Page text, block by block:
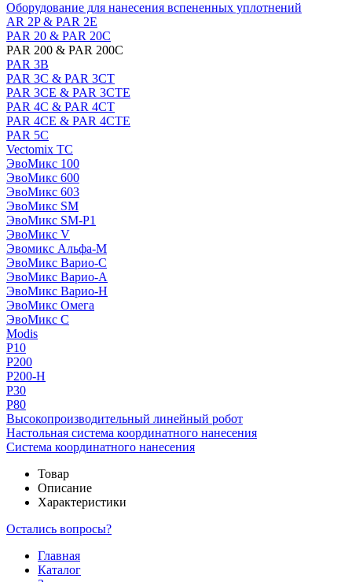
Оборудование для нанесения вспененных уплотнений
AR 2P & PAR 2E
PAR 20 & PAR 20C
PAR 200 & PAR 200C
PAR 3B
PAR 3C & PAR 3CT
PAR 3CE & PAR 3CTE
PAR 4C & PAR 4CT
PAR 4CE & PAR 4CTE
PAR 5C
Vectomix TC
ЭвоМикс 100
ЭвоМикс 600
ЭвоМикс 603
ЭвоМикс SM
ЭвоМикс SM-P1
ЭвоМикс V
Эвомикс Альфа-М
ЭвоМикс Варио-C
ЭвоМикс Варио-А
ЭвоМикс Варио-Н
ЭвоМикс Омега
ЭвоМикс С
Modis
P10
P200
P200-H
P30
P80
Высокопроизводительный линейный робот
Настольная система координатного нанесения
Система координатного нанесения
Товар
Описание
Характеристики
Остались вопросы?
Главная
Каталог